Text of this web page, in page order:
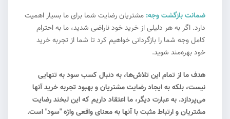
ضمانت بازگشت وجه: مشتریان رضایت شما برای ما بسیار اهمیت
دارد. اگر به هر دلیلی از خرید خود ناراضی شدید، ما به احترام
کامل وجه شما را بازگردانی خواهیم کرد تا شما از تجربه خرید
خود بهره‌مند شوید.
هدف ما از تمام این تلاش‌ها، به دنبال کسب سود به تنهایی
نیست، بلکه به ایجاد رضایت مشتریان و بهبود تجربه خرید آنها
می‌پردازد. به عبارت دیگر، ما اعتقاد داریم که این لبخند رضایت
مشتریان و ارتباط مثبت با آنها به معنای واقعی واژه "سود" است.